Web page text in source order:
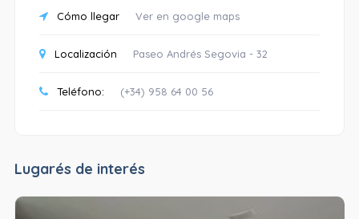
Cómo llegar Ver en google maps
Localización Paseo Andrés Segovia - 32
Teléfono: (+34) 958 64 00 56
Lugarés de interés